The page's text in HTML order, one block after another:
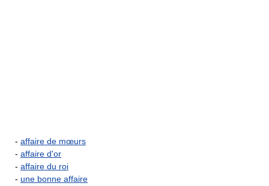
- affaire de mœurs
- affaire d'or
- affaire du roi
- une bonne affaire